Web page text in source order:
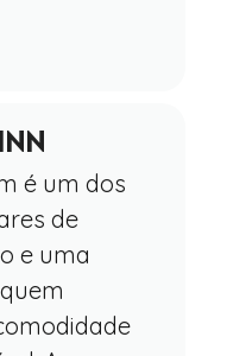
é um dos
de
e uma